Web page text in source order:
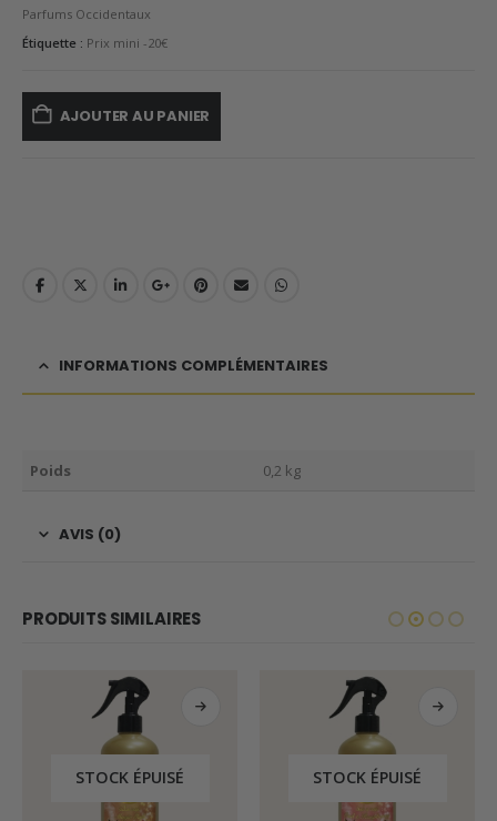
Parfums Occidentaux
Étiquette : Prix mini -20€
AJOUTER AU PANIER
INFORMATIONS COMPLÉMENTAIRES
Poids 0,2 kg
AVIS (0)
PRODUITS SIMILAIRES
STOCK ÉPUISÉ STOCK ÉPUISÉ